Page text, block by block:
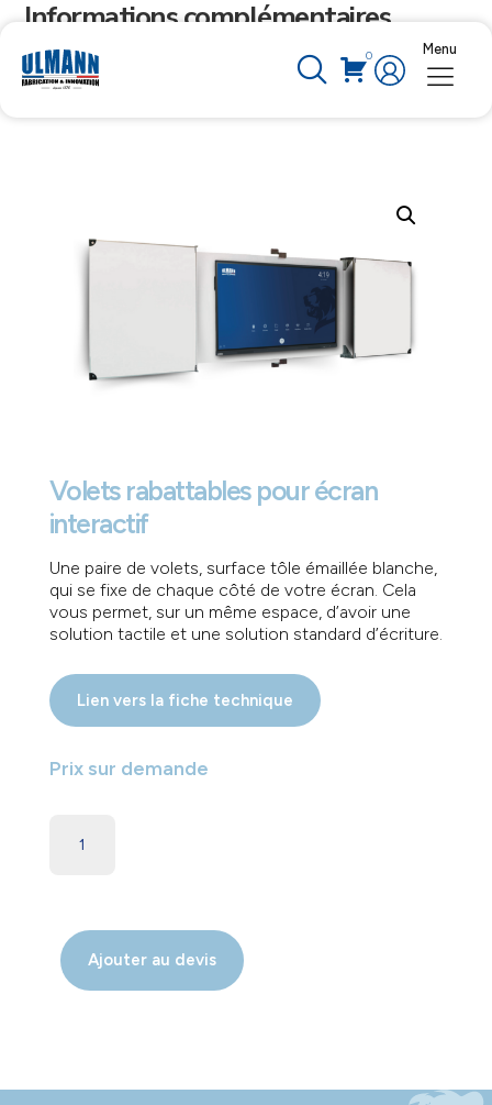
0 Menu
Informations complémentaires
Volets rabattables pour écran
interactif
Une paire de volets, surface tôle émaillée blanche,
qui se fixe de chaque côté de votre écran. Cela
vous permet, sur un même espace, d’avoir une
solution tactile et une solution standard d’écriture.
Lien vers la fiche technique
Prix sur demande
Ajouter au devis